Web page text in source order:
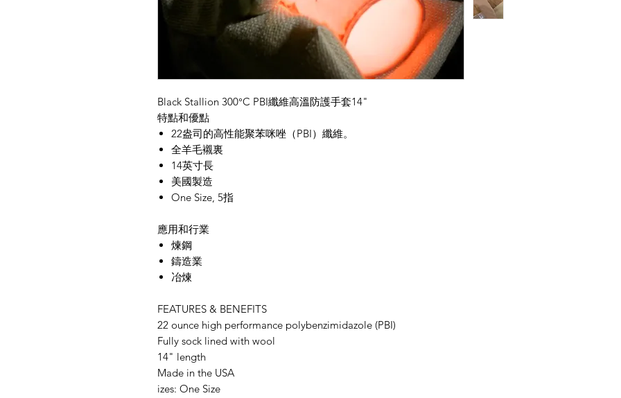
Black Stallion 300°C PBI纖維高溫防護手套14"
特點和優點
22盎司的高性能聚苯咪唑（PBI）纖維。
全羊毛襯裏
14英寸長
美國製造
One Size, 5指
應用和行業
煉鋼
鑄造業
冶煉
FEATURES & BENEFITS
22 ounce high performance polybenzimidazole (PBI)
Fully sock lined with wool
14" length
Made in the USA
izes: One Size